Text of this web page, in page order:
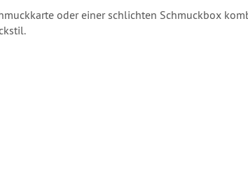
oder einer schlichten Schmuckbox